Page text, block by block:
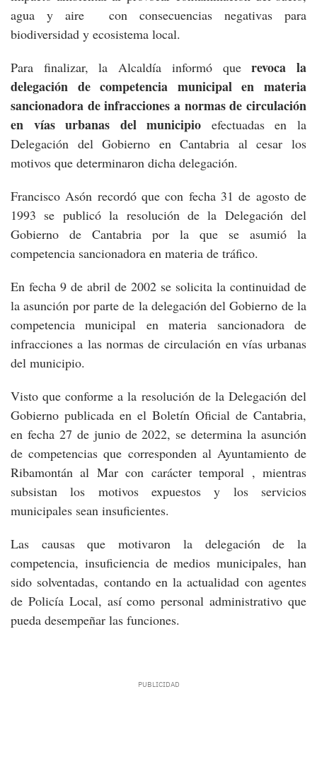
agua y aire con consecuencias negativas para
biodiversidad y ecosistema local.
Para finalizar, la Alcaldía informó querevoca la
delegación de competencia municipal en materia
sancionadora de infracciones a normas de circulación
en vías urbanas del municipio efectuadas en la
Delegación del Gobierno en Cantabria al cesar los
motivos que determinaron dicha delegación.
Francisco Asón recordó que con fecha 31 de agosto de
1993 se publicó la resolución de la Delegación del
Gobierno de Cantabria por la que se asumió la
competencia sancionadora en materia de tráfico.
En fecha 9 de abril de 2002 se solicita la continuidad de
la asunción por parte de la delegación del Gobierno de la
competencia municipal en materia sancionadora de
infracciones a las normas de circulación en vías urbanas
del municipio.
Visto que conforme a la resolución de la Delegación del
Gobierno publicada en el Boletín Oficial de Cantabria,
en fecha 27 de junio de 2022, se determina la asunción
de competencias que corresponden al Ayuntamiento de
Ribamontán al Mar con carácter temporal , mientras
subsistan los motivos expuestos y los servicios
municipales sean insuficientes.
Las causas que motivaron la delegación de la
competencia, insuficiencia de medios municipales, han
sido solventadas, contando en la actualidad con agentes
de Policía Local, así como personal administrativo que
pueda desempeñar las funciones.